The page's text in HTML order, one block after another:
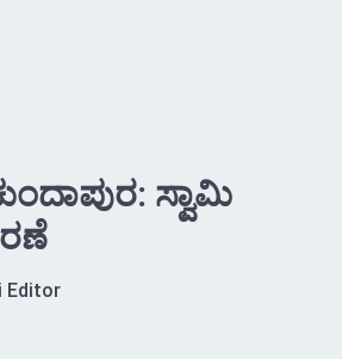
ಸ್ವಾಮಿ
Editor